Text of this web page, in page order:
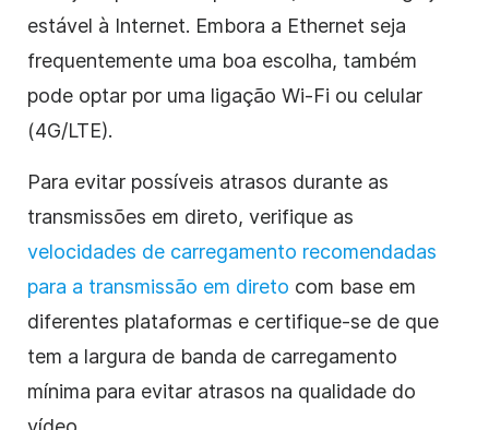
estável à Internet. Embora a Ethernet seja
frequentemente uma boa escolha, também
pode optar por uma ligação Wi-Fi ou celular
(4G/LTE).
Para evitar possíveis atrasos durante as
transmissões em direto, verifique as
velocidades de carregamento recomendadas
para a transmissão em direto com base em
diferentes plataformas e certifique-se de que
tem a largura de banda de carregamento
mínima para evitar atrasos na qualidade do